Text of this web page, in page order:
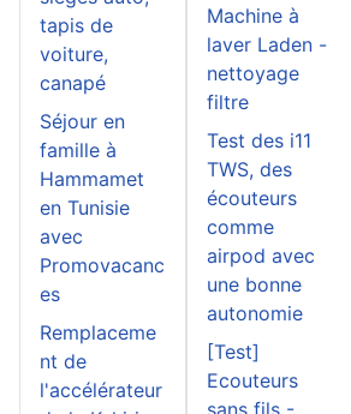
tapis de
voiture,
canapé
Séjour en
famille à
Hammamet
en Tunisie
avec
Promovacanc
es
Remplaceme
nt de
l'accélérateur
Machine à
laver Laden -
nettoyage
filtre
Test des i11
TWS, des
écouteurs
comme
airpod avec
une bonne
autonomie
[Test]
Ecouteurs